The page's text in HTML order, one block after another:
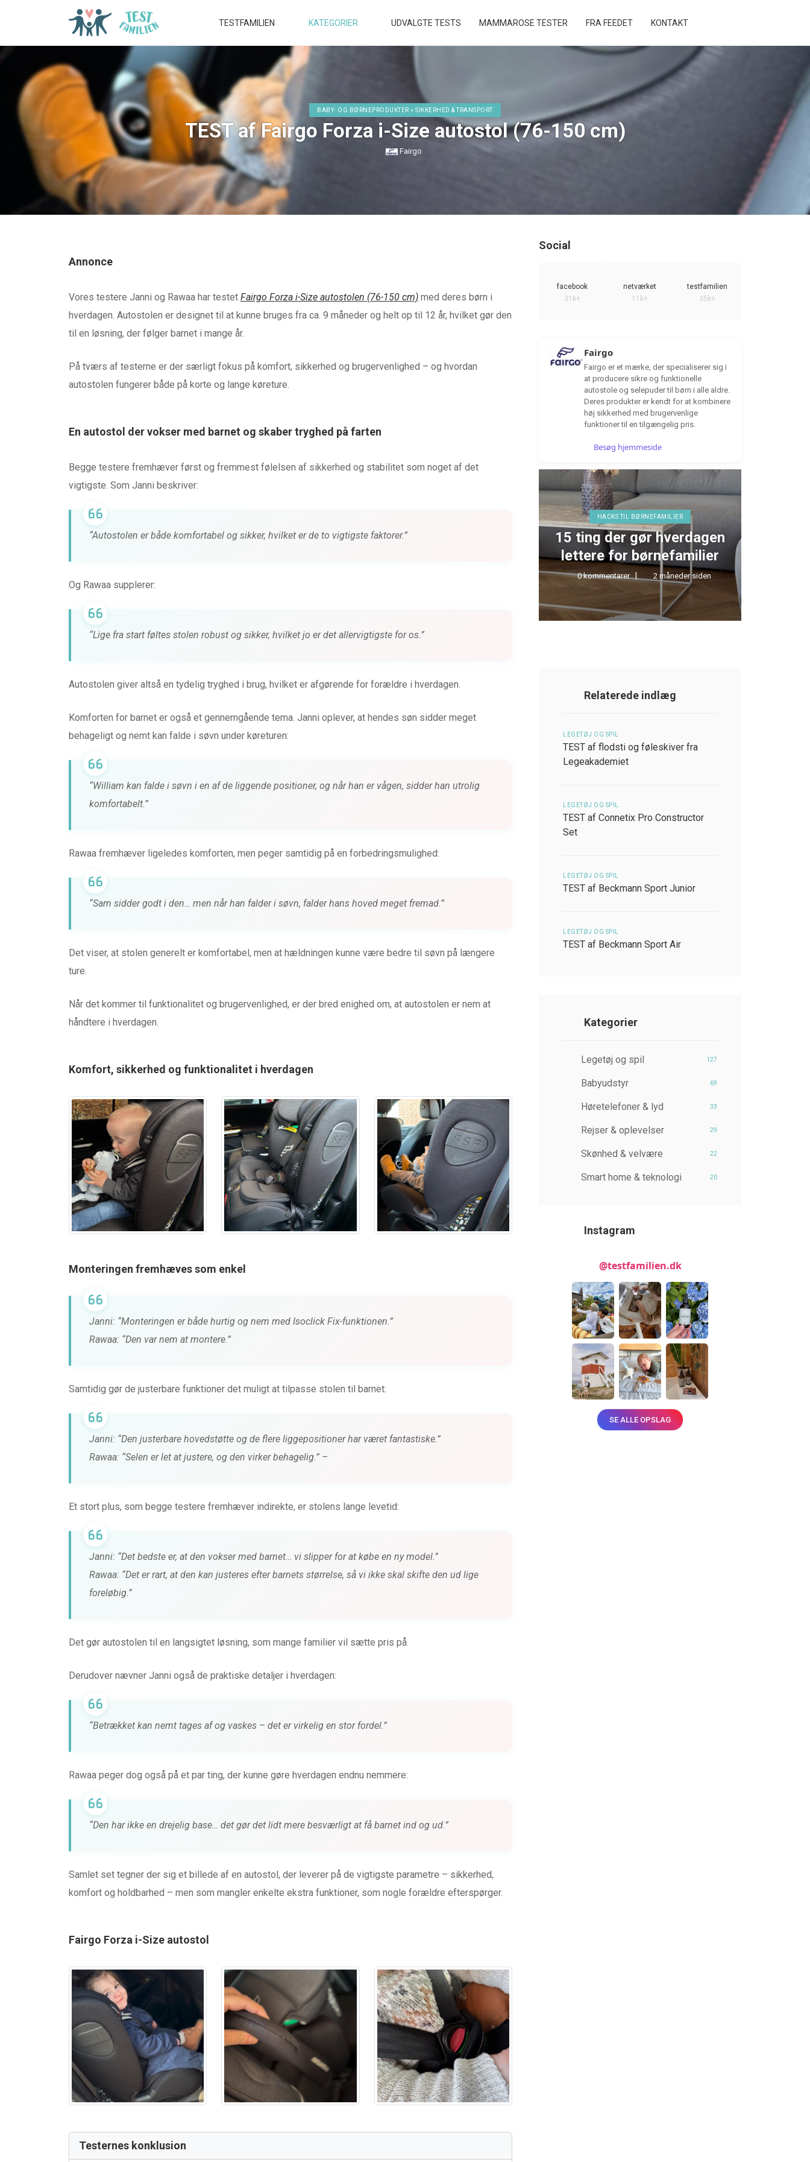
TESTFAMILIEN KATEGORIER UDVALGTE TESTS MAMMAROSE TESTER FRA FEEDET KONTAKT
BABY- OG BØRNEPRODUKTER » SIKKERHED & TRANSPORT
TEST af Fairgo Forza i-Size autostol (76-150 cm)
Fairgo
Annonce
Vores testere Janni og Rawaa har testet Fairgo Forza i-Size autostolen (76-150 cm) med deres børn i
hverdagen. Autostolen er designet til at kunne bruges fra ca. 9 måneder og helt op til 12 år, hvilket gør den
til en løsning, der følger barnet i mange år.
På tværs af testerne er der særligt fokus på komfort, sikkerhed og brugervenlighed – og hvordan
autostolen fungerer både på korte og lange køreture.
En autostol der vokser med barnet og skaber tryghed på farten
Begge testere fremhæver først og fremmest følelsen af sikkerhed og stabilitet som noget af det
vigtigste. Som Janni beskriver:
“Autostolen er både komfortabel og sikker, hvilket er de to vigtigste faktorer.”
Og Rawaa supplerer:
“Lige fra start føltes stolen robust og sikker, hvilket jo er det allervigtigste for os.”
Autostolen giver altså en tydelig tryghed i brug, hvilket er afgørende for forældre i hverdagen.
Komforten for barnet er også et gennemgående tema. Janni oplever, at hendes søn sidder meget
behageligt og nemt kan falde i søvn under køreturen:
“William kan falde i søvn i en af de liggende positioner, og når han er vågen, sidder han utrolig
komfortabelt.”
Rawaa fremhæver ligeledes komforten, men peger samtidig på en forbedringsmulighed:
“Sam sidder godt i den… men når han falder i søvn, falder hans hoved meget fremad.”
Det viser, at stolen generelt er komfortabel, men at hældningen kunne være bedre til søvn på længere
ture.
Når det kommer til funktionalitet og brugervenlighed, er der bred enighed om, at autostolen er nem at
håndtere i hverdagen.
Komfort, sikkerhed og funktionalitet i hverdagen
Monteringen fremhæves som enkel
Janni: “Monteringen er både hurtig og nem med Isoclick Fix-funktionen.”
Rawaa: “Den var nem at montere.”
Samtidig gør de justerbare funktioner det muligt at tilpasse stolen til barnet:
Janni: “Den justerbare hovedstøtte og de flere liggepositioner har været fantastiske.”
Rawaa: “Selen er let at justere, og den virker behagelig.” –
Et stort plus, som begge testere fremhæver indirekte, er stolens lange levetid:
Janni: “Det bedste er, at den vokser med barnet… vi slipper for at købe en ny model.”
Rawaa: “Det er rart, at den kan justeres efter barnets størrelse, så vi ikke skal skifte den ud lige
foreløbig.”
Det gør autostolen til en langsigtet løsning, som mange familier vil sætte pris på.
Derudover nævner Janni også de praktiske detaljer i hverdagen:
“Betrækket kan nemt tages af og vaskes – det er virkelig en stor fordel.”
Rawaa peger dog også på et par ting, der kunne gøre hverdagen endnu nemmere:
“Den har ikke en drejelig base… det gør det lidt mere besværligt at få barnet ind og ud.”
Samlet set tegner der sig et billede af en autostol, der leverer på de vigtigste parametre – sikkerhed,
komfort og holdbarhed – men som mangler enkelte ekstra funktioner, som nogle forældre efterspørger.
Fairgo Forza i-Size autostol
Testernes konklusion
Social
facebook
31k+
netværket
11k+
testfamilien
35k+
Fairgo
Fairgo er et mærke, der specialiserer sig i
at producere sikre og funktionelle
autostole og selepuder til børn i alle aldre.
Deres produkter er kendt for at kombinere
høj sikkerhed med brugervenlige
funktioner til en tilgængelig pris.
Besøg hjemmeside
TEST af MiiSOUND
TEST af Baby Jogger City
HACKS TIL BØRNEFAMILIER
15 ting der gør hverdagen
lettere for børnefamilier
0 kommentarer 2 måneder siden
Relaterede indlæg
LEGETØJ OG SPIL
TEST af flodsti og føleskiver fra
Legeakademiet
LEGETØJ OG SPIL
TEST af Connetix Pro Constructor
Set
LEGETØJ OG SPIL
TEST af Beckmann Sport Junior
LEGETØJ OG SPIL
TEST af Beckmann Sport Air
Kategorier
Legetøj og spil 127
Babyudstyr 69
Høretelefoner & lyd 33
Rejser & oplevelser 29
Skønhed & velvære 22
Smart home & teknologi 20
Instagram
@testfamilien.dk
SE ALLE OPSLAG